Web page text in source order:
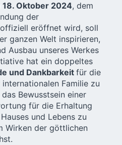
18. Oktober 2024, dem
der
eröffnet wird, soll
ganzen Welt inspirieren,
Ausbau unseres Werkes
hat ein doppeltes
und Dankbarkeitfür die
Familie zu
Bewusstsein einer
für die Erhaltung
und Lebens zu
Wirken der göttlichen